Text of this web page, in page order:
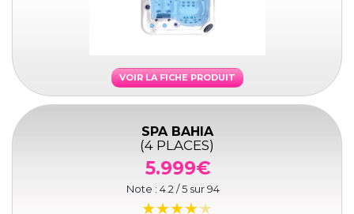
VOIR LA FICHE PRODUIT
SPA BAHIA
(4 PLACES)
5.999€
Note : 4.2 / 5 sur94